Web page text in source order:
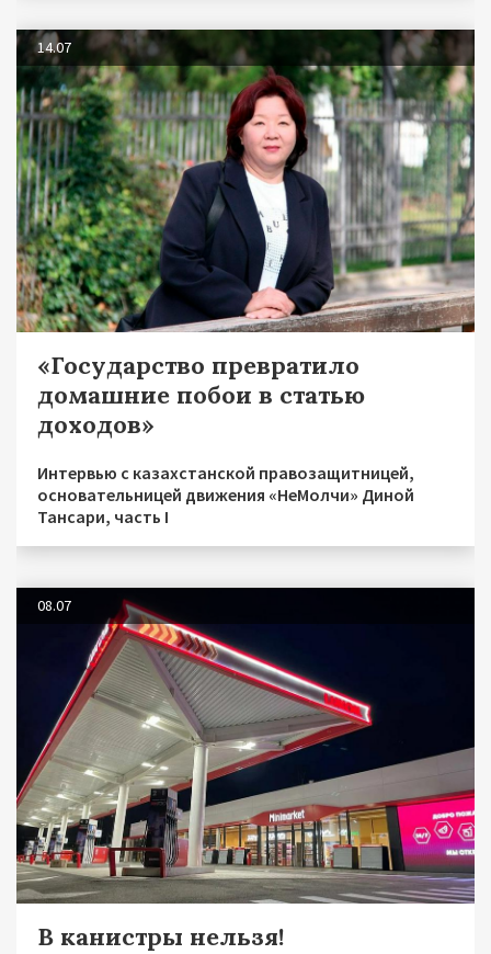
14.07
«Государство превратило
домашние побои в статью
доходов»
Интервью с казахстанской правозащитницей,
основательницей движения «НеМолчи» Диной
Тансари, часть I
08.07
В канистры нельзя!